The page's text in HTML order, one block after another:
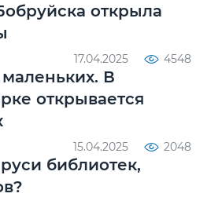
открыла
17.04.2025 4548
В
открывается
15.04.2025 2048
библиотек,